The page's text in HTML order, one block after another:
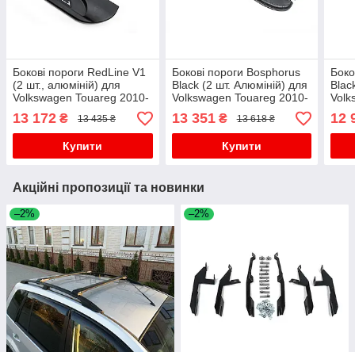
Бокові пороги RedLine V1
(2 шт., алюміній) для
Volkswagen Touareg 2010-
13 172 ₴ 13 435 ₴
Купити
Бокові пороги Bosphorus
Black (2 шт. Алюміній) для
Volkswagen Touareg 2010-
13 351₴ 13 618 ₴
Купити
12
Акційні пропозиції та новинки
–2% –2%